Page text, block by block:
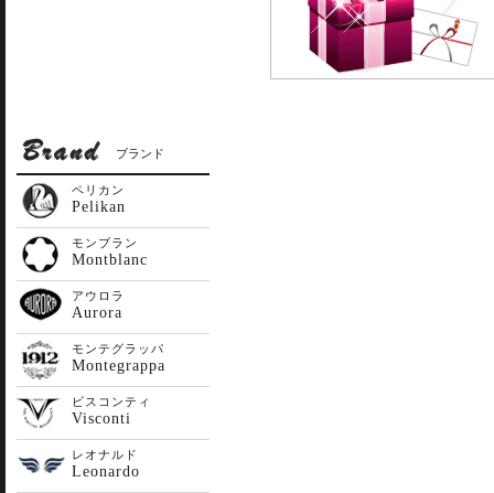
ブランド
ペリカン
Pelikan
モンブラン
Montblanc
アウロラ
Aurora
モンテグラッパ
Montegrappa
ビスコンティ
Visconti
レオナルド
Leonardo